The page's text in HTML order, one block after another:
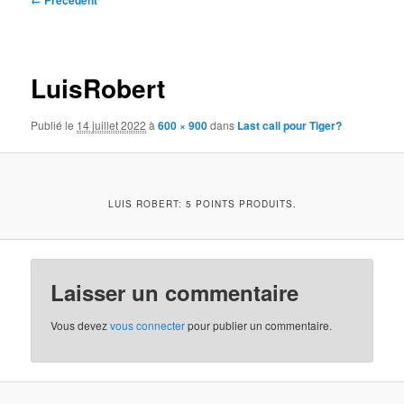
LuisRobert
Publié le 14 juillet 2022 à600 × 900dans Last call pour Tiger?
LUIS ROBERT: 5 POINTS PRODUITS.
Laisser un commentaire
Vous devezvous connecterpour publier un commentaire.